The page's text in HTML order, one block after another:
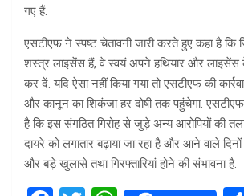
गए हैं.
एसटीएफ ने स्पष्ट चेतावनी जारी करते हुए कहा है कि
शस्त्र लाइसेंस हैं, वे स्वयं अपने हथियार और
कर दें. यदि ऐसा नहीं किया गया तो एसटीएफ की
और कानून का शिकंजा हर दोषी तक पहुंचेगा. एसटीएफ
है कि इस संगठित गिरोह से जुड़े अन्य आरोपियों की
दायरे को लगातार बढ़ाया जा रहा है और आने वाले
और बड़े खुलासे तथा गिरफ्तारियां होने की संभावना है.